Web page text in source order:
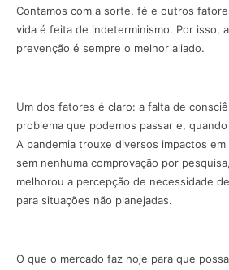
Contamos com a sorte, fé e outros
vida é feita de indeterminismo. Por isso,
prevenção é sempre o melhor aliado.
Um dos fatores é claro: a falta de
problema que podemos passar e,
A pandemia trouxe diversos impactos
sem nenhuma comprovação por
melhorou a percepção de necessidade
para situações não planejadas.
O que o mercado faz hoje para que